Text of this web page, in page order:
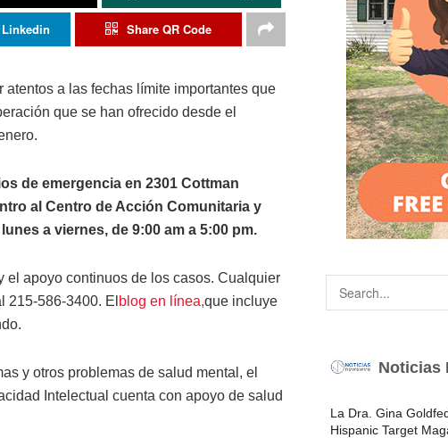
Share QR Code
a las fechas límite importantes que
que se han ofrecido desde el
de emergencia en 2301 Cottman
al Centro de Acción Comunitaria y
a viernes, de 9:00 am a 5:00 pm.
el apoyo continuos de los casos. Cualquier
215-586-3400. El blog en línea,que incluye
y otros problemas de salud mental, el
Intelectual cuenta con apoyo de salud
Noticias
La Dra. Gina
Hispanic Target